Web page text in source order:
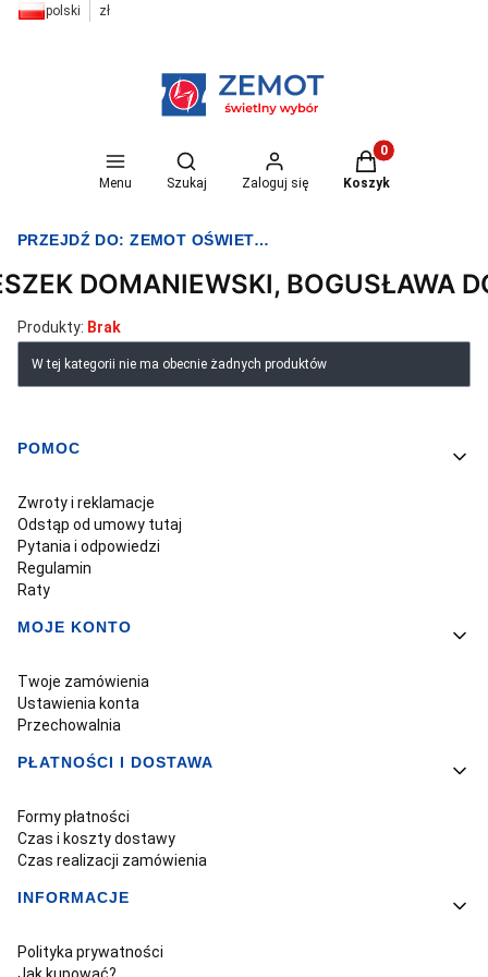
polski zł
Menu
Otwórz wyszukiwarkę
Szukaj Zaloguj się
Produkty w
Koszyk
PRZEJDŹ DO:ZEMOT OŚWIETLENIE I ELEKTRYKA
DOMANIEWSKI, BOGUSŁAWA
Produkty: Brak
Lista produktów
W tej kategorii nie ma obecnie żadnych produktów
Linki w stopce
POMOC
Zwroty i reklamacje
Odstąp od umowy tutaj
Pytania i odpowiedzi
Regulamin
Raty
MOJE KONTO
Twoje zamówienia
Ustawienia konta
Przechowalnia
PŁATNOŚCI I DOSTAWA
Formy płatności
Czas i koszty dostawy
Czas realizacji zamówienia
INFORMACJE
Polityka prywatności